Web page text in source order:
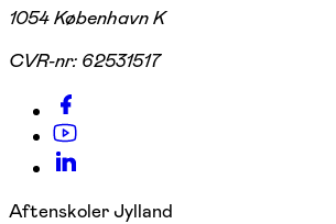
1054 København K
CVR-nr: 62531517
Aftenskoler Jylland